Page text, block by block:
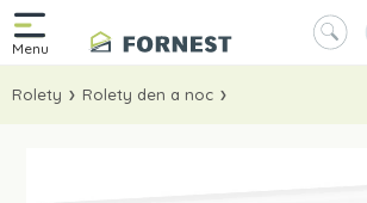
Rolety Rolety den a noc